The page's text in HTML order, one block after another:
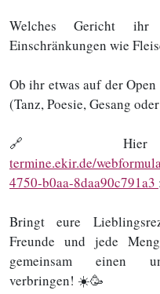
Welches Gericht
Einschränkungen wie
Ob ihr etwas auf der
(Tanz, Poesie, Gesang
🔗 Hier
termine.ekir.de/
4750-b0aa-8daa90c791a3
Bringt eure
Freunde und jede
gemeinsam einen
verbringen! ☀️🥳